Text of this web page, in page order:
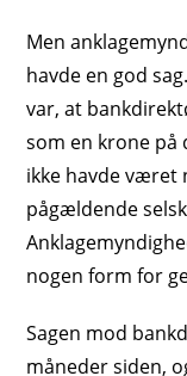
Men
havde en god
var, at
som en krone
ikke havde været
pågældende
nogen form for
Sagen mod
måneder siden,